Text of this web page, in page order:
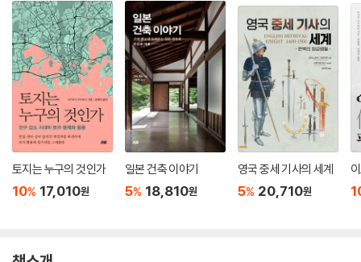
토지는 누구의 것인가
10% 17,010원
일본 건축 이야기
5% 18,810원
영국 중세 기사의 세계
5% 20,710원